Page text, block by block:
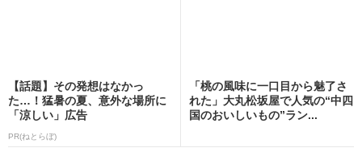
【話題】その発想はなかっ
た…！猛暑の夏、意外な場所に
「涼しい」広告
PR(ねとらぼ)
「桃の風味に一口目から魅了さ
れた」大丸松坂屋で人気の“中四
国のおいしいもの”ラン...